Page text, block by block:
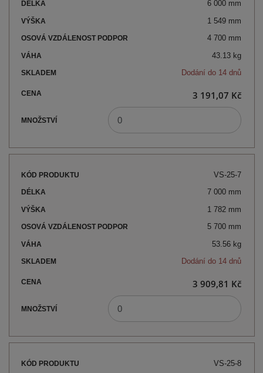
6 000 mm
1 549 mm
4 700 mm
43.13 kg
Dodání do 14 dnů
3 191,07 Kč
VS-25-7
7 000 mm
1 782 mm
5 700 mm
53.56 kg
Dodání do 14 dnů
3 909,81 Kč
VS-25-8